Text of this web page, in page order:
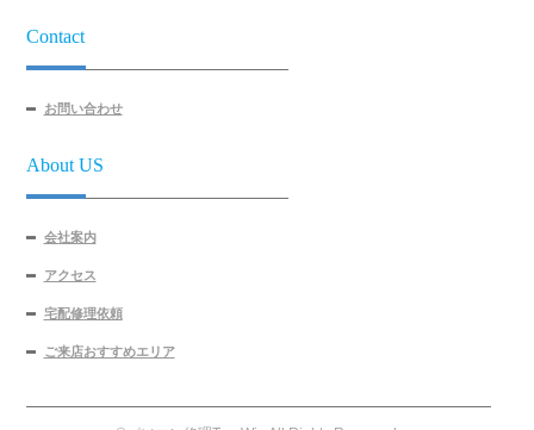
Contact
お問い合わせ
About US
会社案内
アクセス
宅配修理依頼
ご来店おすすめエリア